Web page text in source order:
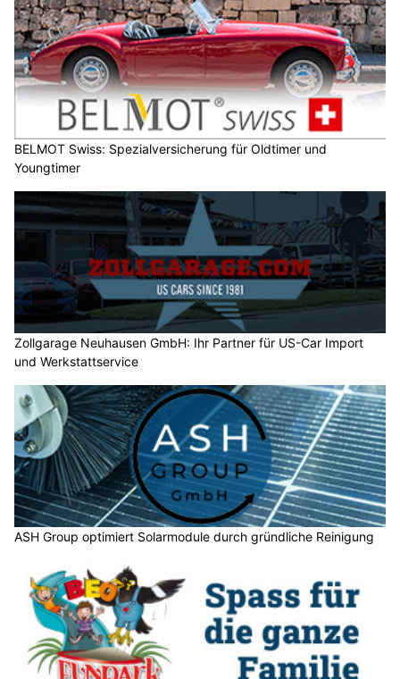
BELMOT Swiss: Spezialversicherung für Oldtimer und
Youngtimer
Zollgarage Neuhausen GmbH: Ihr Partner für US-Car Import
und Werkstattservice
ASH Group optimiert Solarmodule durch gründliche Reinigung